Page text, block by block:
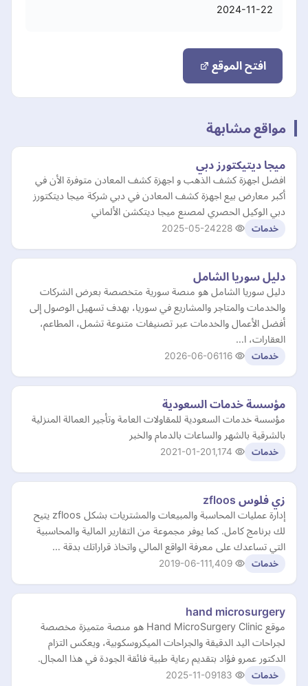
2024-11-22
افتح الموقع
مواقع مشابهة
ميجا ديتيكتورز دبي
افضل اجهزة كشف الذهب و اجهزة كشف المعادن متوفرة الأن في
أكبر معارض بيع اجهزة كشف المعادن في دبي شركة ميجا ديتكتورز
دبي الوكيل الحصري لمصنع ميجا ديتكشن الألماني
خدمات 2025-05-24
دليل سوريا الشامل
دليل سوريا الشامل هو منصة سورية متخصصة بعرض الشركات
والخدمات والمتاجر والمشاريع في سوريا، بهدف تسهيل الوصول إلى
أفضل الأعمال والخدمات عبر تصنيفات متنوعة تشمل، المطاعم،
العقارات، ا…
خدمات 2026-06-06
مؤسسة خدمات السعودية
مؤسسة خدمات السعودية للمقاولات العامة وتأجير العمالة المنزلية
بالشرقية بالشهر والساعات بالدمام والخبر
خدمات 2021-01-20
زي فلوس zfloos
إدارة عمليات المحاسبة والمبيعات والمشتريات بشكل zfloos يتيح
لك برنامج كامل. كما يوفر مجموعة من التقارير المالية والمحاسبية
التي تساعدك على معرفة الواقع المالي واتخاذ قراراتك بدقة …
خدمات 2019-06-11
hand microsurgery
موقع Hand MicroSurgery Clinic هو منصة متميزة مخصصة
لجراحات اليد الدقيقة والجراحات الميكروسكوبية، ويعكس التزام
الدكتور عمرو فؤاد بتقديم رعاية طبية فائقة الجودة في هذا المجال.
خدمات 2025-11-09